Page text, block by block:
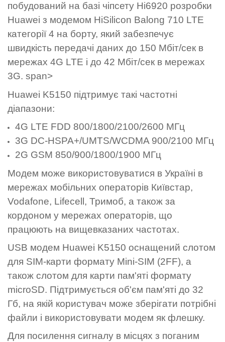
побудований на базі чіпсету Hi6920 розробки
Huawei з модемом HiSilicon Balong 710 LTE
категорії 4 на борту, який забезпечує
швидкість передачі даних до 150 Мбіт/сек в
мережах 4G LTE і до 42 Мбіт/сек в мережах
3G. span>
Huawei K5150 підтримує такі частотні
діапазони:
4G LTE FDD 800/1800/2100/2600 МГц
3G DC-HSPA+/UMTS/WCDMA 900/2100 МГц
2G GSM 850/900/1800/1900 МГц
Модем може використовуватися в Україні в
мережах мобільних операторів Київстар,
Vodafone, Lifecell, Тримоб, а також за
кордоном у мережах операторів, що
працюють на вищевказаних частотах.
USB модем Huawei K5150 оснащений слотом
для SIM-карти формату Mini-SIM (2FF), а
також слотом для карти пам'яті формату
microSD. Підтримується об'єм пам'яті до 32
Гб, на якій користувач може зберігати потрібні
файли і використовувати модем як флешку.
Для посилення сигналу в місцях з поганим